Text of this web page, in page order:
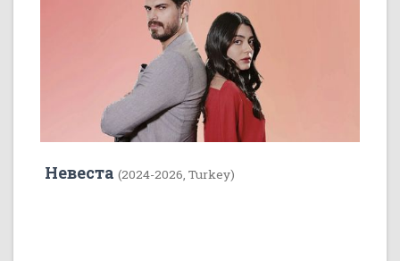
Невеста (2024-2026, Turkey)